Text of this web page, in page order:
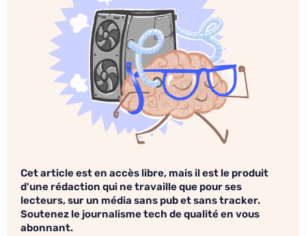
Cet article est en accès libre, mais il est le produit
d'une rédaction qui ne travaille que pour ses
lecteurs, sur un média sans pub et sans tracker.
Soutenez le journalisme tech de qualité en vous
abonnant.